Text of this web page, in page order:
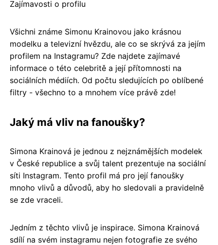
Zajímavosti o profilu
Všichni známe Simonu Krainovou jako krásnou
modelku a televizní hvězdu, ale co se skrývá za jejím
profilem na Instagramu? Zde najdete zajímavé
informace o této celebritě a její přítomnosti na
sociálních médiích. Od počtu sledujících po oblíbené
filtry - všechno to a mnohem více právě zde!
Jaký má vliv na fanoušky?
Simona Krainová je jednou z nejznámějších modelek
v České republice a svůj talent prezentuje na sociální
síti Instagram. Tento profil má pro její fanoušky
mnoho vlivů a důvodů, aby ho sledovali a pravidelně
se zde vraceli.
Jedním z těchto vlivů je inspirace. Simona Krainová
sdílí na svém instagramu nejen fotografie ze svého